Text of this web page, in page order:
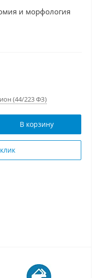
и морфология
(44/223 ФЗ)
В корзину